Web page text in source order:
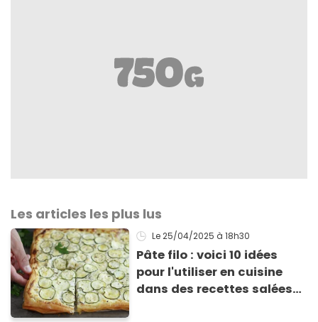
Les articles les plus lus
Le 25/04/2025 à 18h30
Pâte filo : voici 10 idées
pour l'utiliser en cuisine
dans des recettes salées